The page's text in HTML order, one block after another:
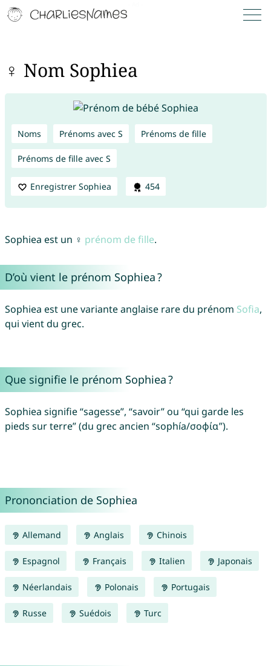
♀ Nom Sophiea
Noms Prénoms avec S Prénoms de fille
Prénoms de fille avec S
Enregistrer Sophiea 454
Sophiea est un ♀ prénom de fille.
D’où vient le prénom Sophiea ?
Sophiea est une variante anglaise rare du prénom Sofia,
qui vient du grec.
Que signifie le prénom Sophiea ?
Sophiea signifie “sagesse”, “savoir” ou “qui garde les
pieds sur terre” (du grec ancien “sophía/σοφία”).
Prononciation de Sophiea
Allemand Anglais Chinois
Espagnol Français Italien Japonais
Néerlandais Polonais Portugais
Russe Suédois Turc